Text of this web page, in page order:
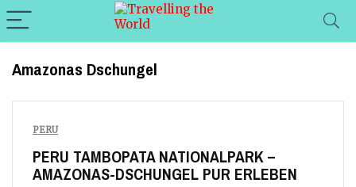
Amazonas Dschungel
PERU
PERU TAMBOPATA NATIONALPARK –
AMAZONAS-DSCHUNGEL PUR ERLEBEN